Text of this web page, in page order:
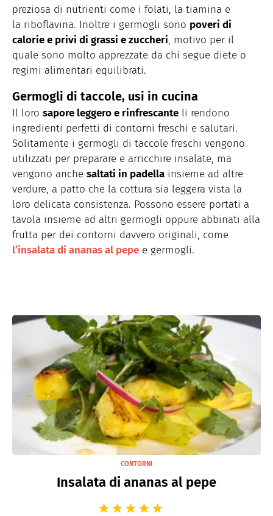
preziosa di nutrienti come i folati, la tiamina e
la riboflavina. Inoltre i germogli sono poveri di
calorie e privi di grassi e zuccheri, motivo per il
quale sono molto apprezzate da chi segue diete o
regimi alimentari equilibrati.
Germogli di taccole, usi in cucina
Il loro sapore leggero e rinfrescante li rendono
ingredienti perfetti di contorni freschi e salutari.
Solitamente i germogli di taccole freschi vengono
utilizzati per preparare e arricchire insalate, ma
vengono anche saltati in padella insieme ad altre
verdure, a patto che la cottura sia leggera vista la
loro delicata consistenza. Possono essere portati a
tavola insieme ad altri germogli oppure abbinati alla
frutta per dei contorni davvero originali, come
l’insalata di ananas al pepe e germogli.
CONTORNI
Insalata di ananas al pepe